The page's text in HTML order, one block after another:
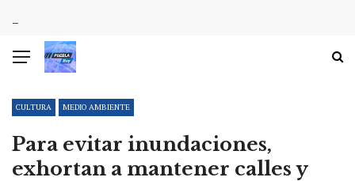
CULTURA MEDIO AMBIENTE
Para evitar inundaciones,
exhortan a mantener calles y